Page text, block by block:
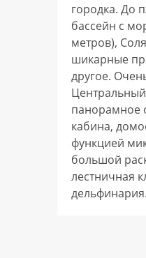
городка. До
бассейн с
метров),
шикарные
другое.
панорамное
кабина,
функцией
большой
лестничная